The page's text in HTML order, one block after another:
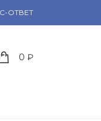
ОТВЕТ
0 ₽